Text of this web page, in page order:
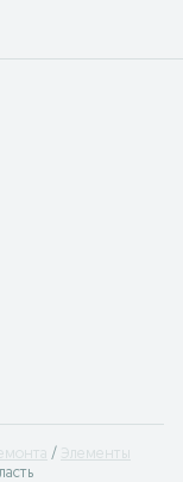
Элементы